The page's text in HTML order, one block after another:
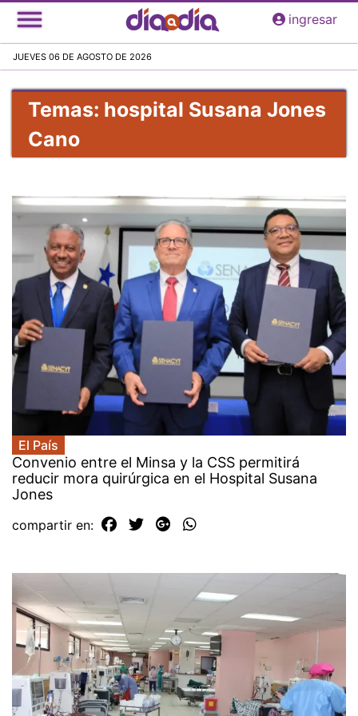
Pasar
al
principal
ingresar
JUEVES 06 DE AGOSTO DE 2026
Temas: hospital Susana Jones
Cano
El País
Convenio entre el Minsa y la CSS permitirá
reducir mora quirúrgica en el Hospital Susana
Jones
compartir en: